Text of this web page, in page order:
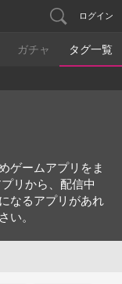
ログイン
ガチャ タグ一覧
ゲームアプリをま
リから、配信中
なるアプリがあれ
い。